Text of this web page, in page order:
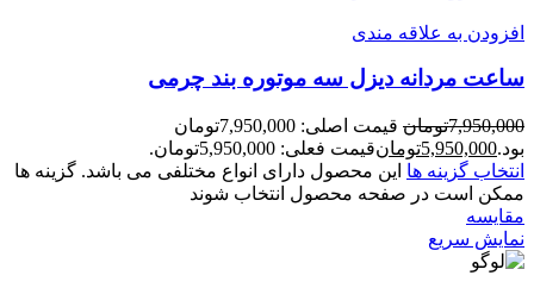
افزودن به علاقه مندی
ساعت مردانه دیزل سه موتوره بند چرمی
7,950,000تومان
قیمت اصلی: 7,950,000تومان
بود.5,950,000تومانقیمت فعلی: 5,950,000تومان.
انتخاب گزینه ها این محصول دارای انواع مختلفی می باشد. گزینه ها
ممکن است در صفحه محصول انتخاب شوند
مقايسه
نمایش سریع